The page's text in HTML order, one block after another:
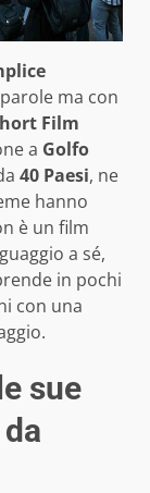
ma con
Film
a Golfo
40 Paesi, ne
hanno
è un film
a sé,
in pochi
con una
sue